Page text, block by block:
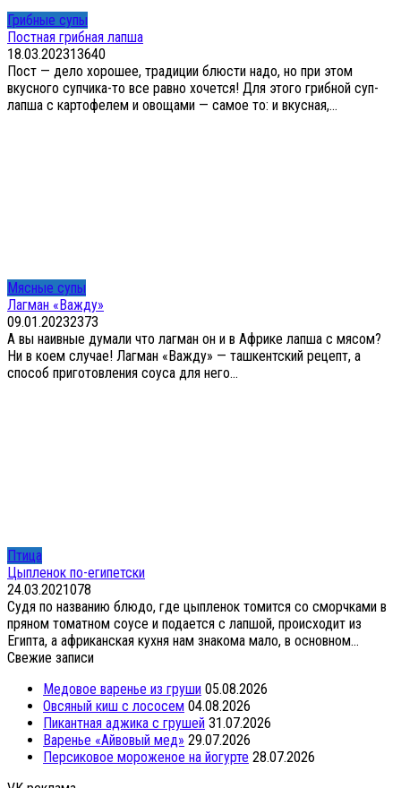
Грибные супы
Постная грибная лапша
18.03.202313640
Пост — дело хорошее, традиции блюсти надо, но при этом
вкусного супчика-то все равно хочется! Для этого грибной суп-
лапша с картофелем и овощами — самое то: и вкусная,...
Мясные супы
Лагман «Важду»
09.01.20232373
А вы наивные думали что лагман он и в Африке лапша с мясом?
Ни в коем случае! Лагман «Важду» — ташкентский рецепт, а
способ приготовления соуса для него...
Птица
Цыпленок по-египетски
24.03.2021078
Судя по названию блюдо, где цыпленок томится со сморчками в
пряном томатном соусе и подается с лапшой, происходит из
Египта, а африканская кухня нам знакома мало, в основном...
Свежие записи
Медовое варенье из груши 05.08.2026
Овсяный киш с лососем 04.08.2026
Пикантная аджика с грушей 31.07.2026
Варенье «Айвовый мед» 29.07.2026
Персиковое мороженое на йогурте 28.07.2026